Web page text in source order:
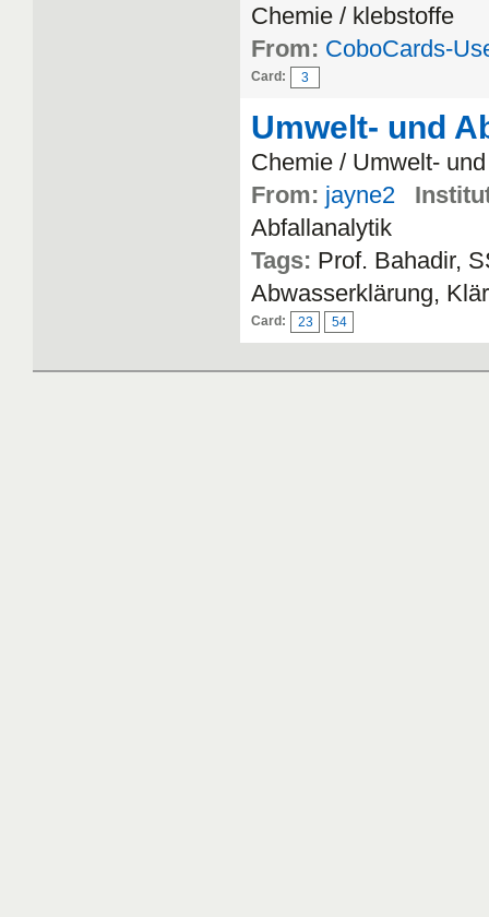
Chemie / klebstoffe
From: CoboCards-
Card: 3
Umwelt- und
Chemie / Umwelt-
From: jayne2
Abfallanalytik
Tags: Prof. Bahadir,
Abwasserklärung,
Card: 23 54